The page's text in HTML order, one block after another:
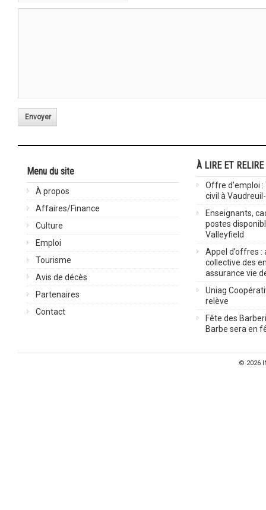
Envoyer
Menu du site
À propos
Affaires/Finance
Culture
Emploi
Tourisme
Avis de décès
Partenaires
Contact
À LIRE ET RELIRE
Offre d’emploi
civil à
Enseignants,
postes
Valleyfield
Appel d’offres :
collective des
assurance vie
Uniag
relève
Fête des
Barbe sera en
© 2026